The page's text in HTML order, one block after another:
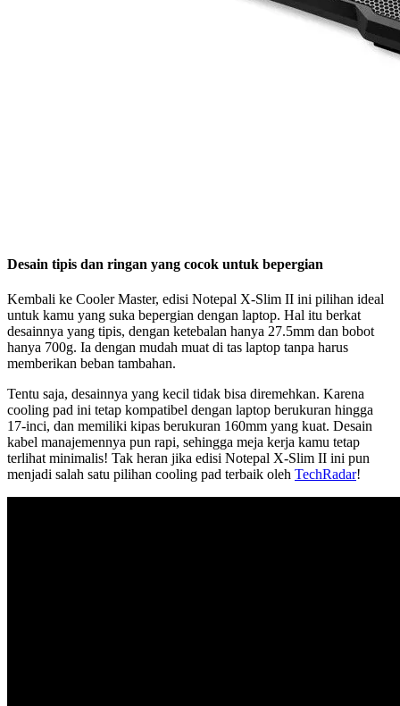
Desain tipis dan ringan yang cocok untuk bepergian
Kembali ke Cooler Master, edisi Notepal X-Slim II ini pilihan ideal
untuk kamu yang suka bepergian dengan laptop. Hal itu berkat
desainnya yang tipis, dengan ketebalan hanya 27.5mm dan bobot
hanya 700g. Ia dengan mudah muat di tas laptop tanpa harus
memberikan beban tambahan.
Tentu saja, desainnya yang kecil tidak bisa diremehkan. Karena
cooling pad ini tetap kompatibel dengan laptop berukuran hingga
17-inci, dan memiliki kipas berukuran 160mm yang kuat. Desain
kabel manajemennya pun rapi, sehingga meja kerja kamu tetap
terlihat minimalis! Tak heran jika edisi Notepal X-Slim II ini pun
menjadi salah satu pilihan cooling pad terbaik oleh TechRadar!